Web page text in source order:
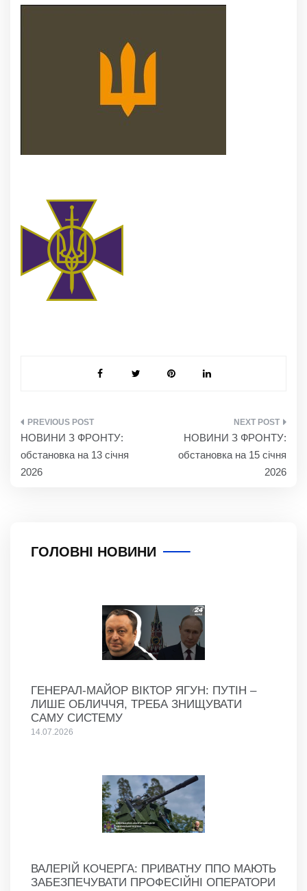
НАВІГАЦІЯ
ЗАПИСІВ
НОВИНИ З ФРОНТУ:
обстановка на 13 січня
2026
НОВИНИ З ФРОНТУ:
обстановка на 15 січня
2026
ГОЛОВНІ НОВИНИ
ГЕНЕРАЛ-МАЙОР ВІКТОР ЯГУН: ПУТІН –
ЛИШЕ ОБЛИЧЧЯ, ТРЕБА ЗНИЩУВАТИ
САМУ СИСТЕМУ
14.07.2026
ВАЛЕРІЙ КОЧЕРГА: ПРИВАТНУ ППО МАЮТЬ
ЗАБЕЗПЕЧУВАТИ ПРОФЕСІЙНІ ОПЕРАТОРИ